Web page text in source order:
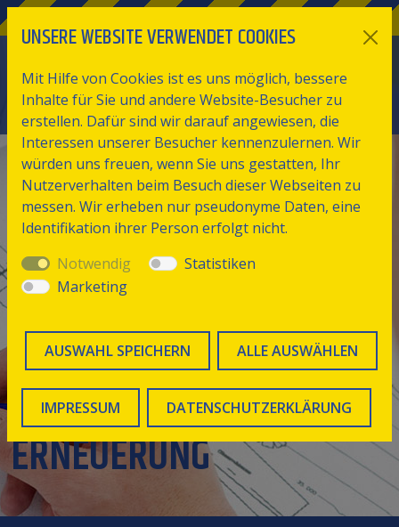
DACHSTUHL
ERNEUERUNG
UNSERE WEBSITE VERWENDET COOKIES
Mit Hilfe von Cookies ist es uns möglich, bessere
Inhalte für Sie und andere Website-Besucher zu
erstellen. Dafür sind wir darauf angewiesen, die
Interessen unserer Besucher kennenzulernen. Wir
würden uns freuen, wenn Sie uns gestatten, Ihr
Nutzerverhalten beim Besuch dieser Webseiten zu
messen. Wir erheben nur pseudonyme Daten, eine
Identifikation ihrer Person erfolgt nicht.
Notwendig
Statistiken
Marketing
AUSWAHL SPEICHERN ALLE AUSWÄHLEN
IMPRESSUM DATENSCHUTZERKLÄRUNG